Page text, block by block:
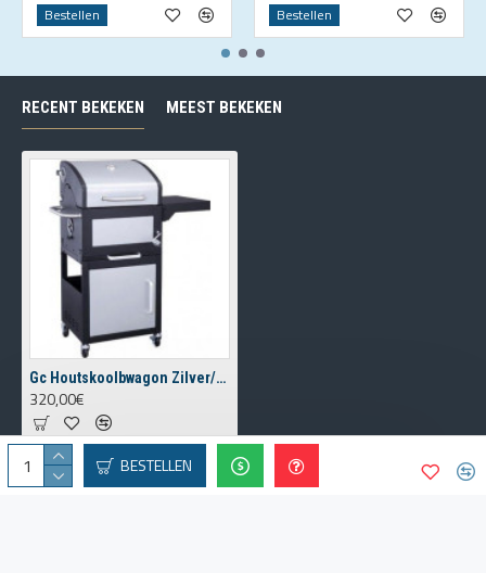
BESTELLEN
Bestellen Bestellen
RECENT BEKEKEN MEEST BEKEKEN
Gc Houtskoolbwagon Zilver/Zwart 114cm
320,00€